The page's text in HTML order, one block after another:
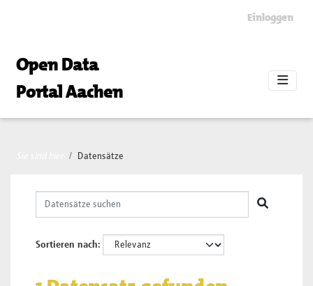
Einloggen
Open Data
Portal Aachen
Datensätze
Sortieren nach